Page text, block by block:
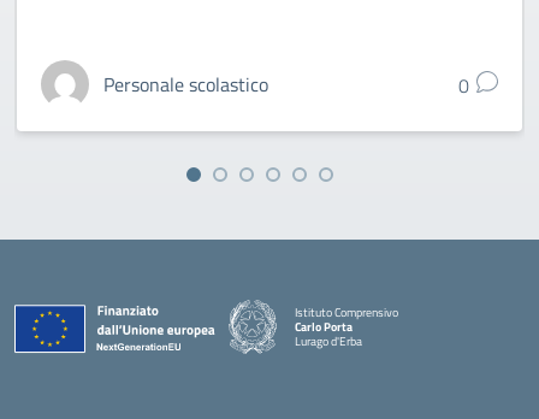
Personale scolastico 0
Istituto Comprensivo
Carlo Porta
Lurago d'Erba
— Visita la pagina iniziale della scuola